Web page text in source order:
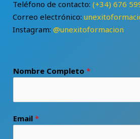
Teléfono de contacto: (+34) 676
Correo electrónico:
Instagram: @unexitoformacion
Nombre Completo *
Email *